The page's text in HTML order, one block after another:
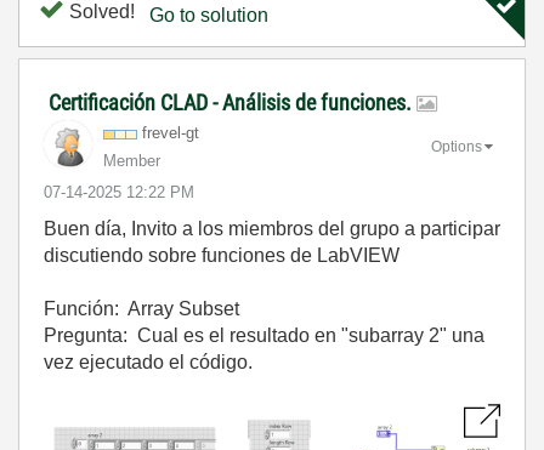
Solved! Go to solution
Certificación CLAD - Análisis de funciones.
frevel-gt
Member
‎07-14-2025 12:22 PM
Options
Buen día, Invito a los miembros del grupo a participar
discutiendo sobre funciones de LabVIEW
Función: Array Subset
Pregunta: Cual es el resultado en "subarray 2" una
vez ejecutado el código.